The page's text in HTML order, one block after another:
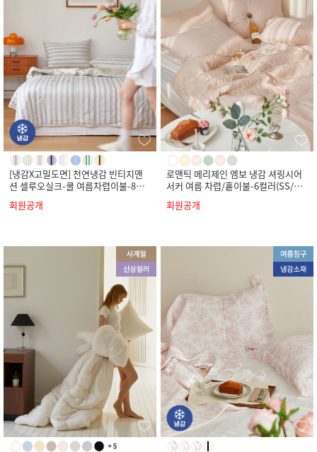
[냉감X고밀도면] 천연냉감 빈티지맨
션 셀루오실크-쿨 여름차렵이불-8컬
러(SS/Q/K)
회원공개
로맨틱 메리제인 엠보 냉감 셔링시어
서커 여름 차렵/홑이불-6컬러(SS/Q/
K)
회원공개